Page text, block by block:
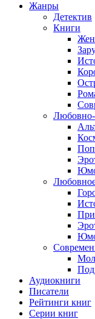
Жанры
Детектив
Книги
Любовно-
Аудиокниги
Писатели
Рейтинги книг
Серии книг